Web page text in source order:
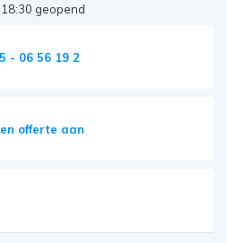
geopend
- 06 56 19 2
offerte aan